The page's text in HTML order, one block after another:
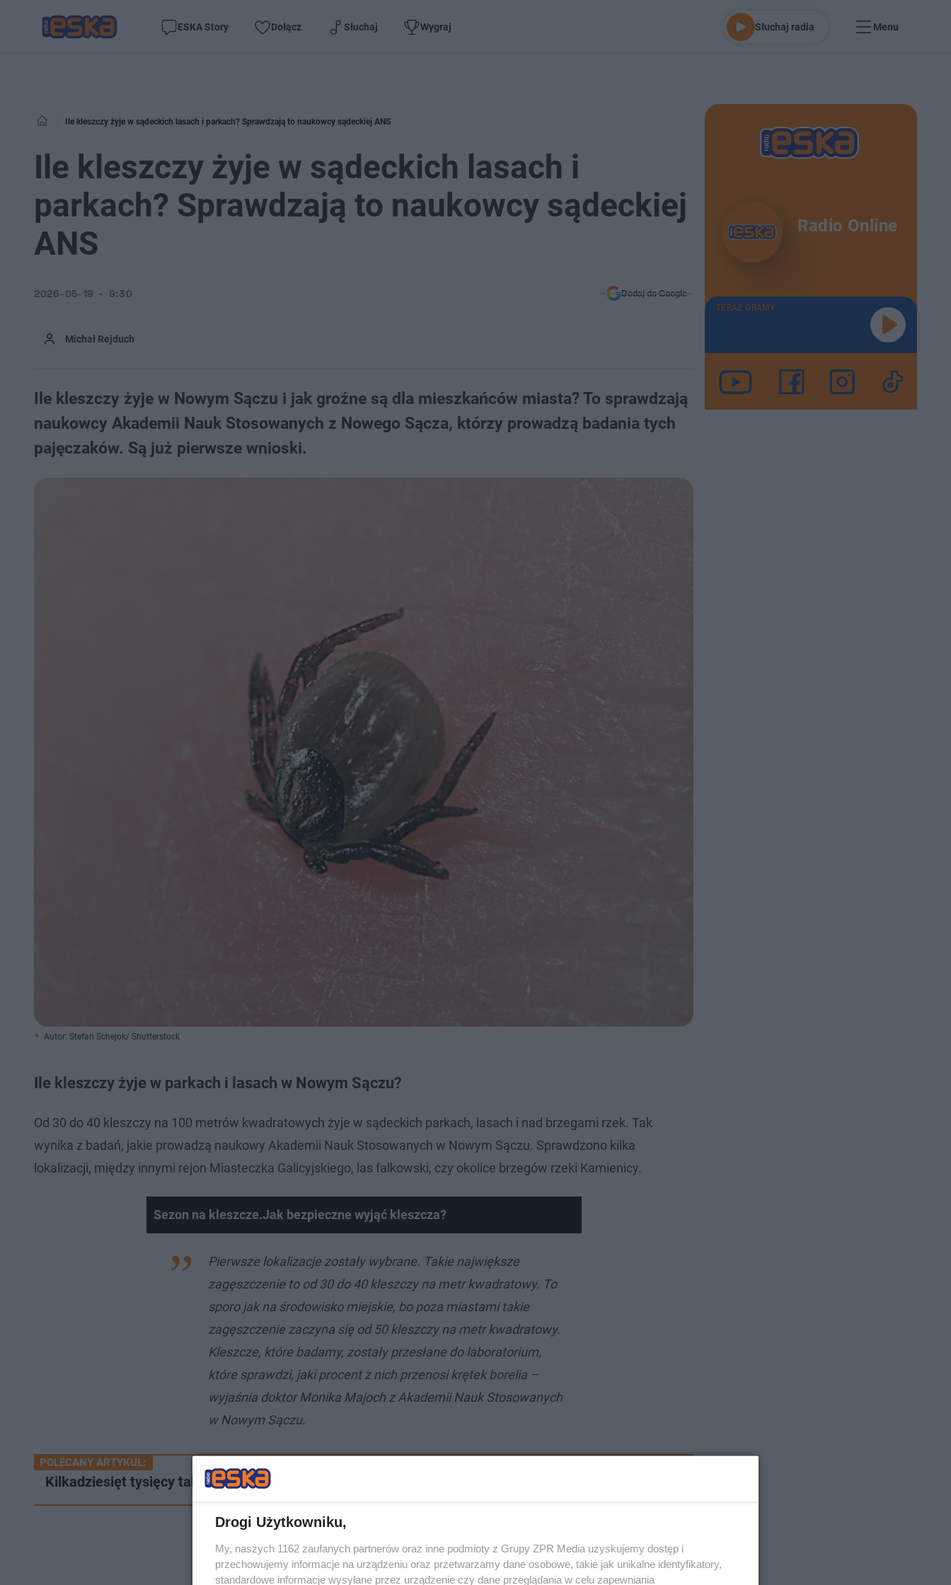
ESKA Story Dołącz Słuchaj Wygraj Słuchaj radia Menu
Ile kleszczy żyje w sądeckich lasach i parkach? Sprawdzają to naukowcy sądeckiej ANS
Ile kleszczy żyje w sądeckich lasach i
parkach? Sprawdzają to naukowcy sądeckiej
ANS
Michał Rejduch
2026-05-19 9:30 Dodaj do Google
Ile kleszczy żyje w Nowym Sączu i jak groźne są dla mieszkańców miasta? To sprawdzają
naukowcy Akademii Nauk Stosowanych z Nowego Sącza, którzy prowadzą badania tych
pajęczaków. Są już pierwsze wnioski.
Autor: Stefan Schejok/ Shutterstock
Ile kleszczy żyje w parkach i lasach w Nowym Sączu?
Od 30 do 40 kleszczy na 100 metrów kwadratowych żyje w sądeckich parkach, lasach i nad brzegami rzek. Tak
wynika z badań, jakie prowadzą naukowy Akademii Nauk Stosowanych w Nowym Sączu. Sprawdzono kilka
lokalizacji, między innymi rejon Miasteczka Galicyjskiego, las falkowski, czy okolice brzegów rzeki Kamienicy.
Sezon na kleszcze.Jak bezpieczne wyjąć kleszcza?
Pierwsze lokalizacje zostały wybrane. Takie największe
zagęszczenie to od 30 do 40 kleszczy na metr kwadratowy. To
sporo jak na środowisko miejskie, bo poza miastami takie
zagęszczenie zaczyna się od 50 kleszczy na metr kwadratowy.
Kleszcze, które badamy, zostały przesłane do laboratorium,
które sprawdzi, jaki procent z nich przenosi krętek borelia –
wyjaśnia doktor Monika Majoch z Akademii Nauk Stosowanych
w Nowym Sączu.
POLECANY ARTYKUŁ:
Kilkadziesięt tysięcy tabletek jodku potasu do wymiany! Miasto tłumaczy - to ru…
Radio Online
TERAZ GRAMY
Drogi Użytkowniku,
My, naszych 1162 zaufanych partnerów oraz inne podmioty z Grupy ZPR Media uzyskujemy dostęp i
przechowujemy informacje na urządzeniu oraz przetwarzamy dane osobowe, takie jak unikalne identyfikatory,
standardowe informacje wysyłane przez urządzenie czy dane przeglądania w celu zapewniania